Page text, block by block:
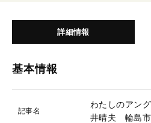
詳細情報
基本情報
記事名
わたしのア
井晴夫 輪島市